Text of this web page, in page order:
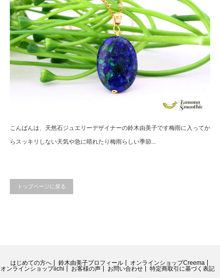
こんばんは、天然石ジュエリーデザイナーの鈴木由美子です梅雨に入ってか
らスッキリしない天気や急に晴れたり梅雨らしい季節...
トップページに戻る
はじめての方へ 鈴木由美子プロフィール
オンラインショップCreema
オンラインショップiichi
お客様の声 お問い合わせ 特定商取引に基づく表記